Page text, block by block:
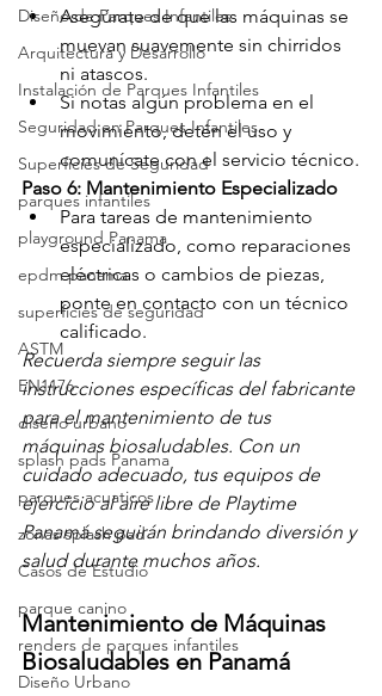
Diseño de Parques Infantiles
Arquitectura y Desarrollo
Instalación de Parques Infantiles
Seguridad en Parques Infantiles
Superficies de Seguridad
parques infantiles
playground Panama
epdm panama
superficies de seguridad
ASTM
EN1176
diseño urbano
splash pads Panama
parques acuaticos
zonas splash pad
Casos de Estudio
parque canino
renders de parques infantiles
Diseño Urbano
Asegúrate de que las máquinas se
muevan suavemente sin chirridos
ni atascos.
Si notas algún problema en el
movimiento, detén el uso y
comunícate con el servicio técnico.
Paso 6: Mantenimiento Especializado
Para tareas de mantenimiento
especializado, como reparaciones
eléctricas o cambios de piezas,
ponte en contacto con un técnico
calificado.
Recuerda siempre seguir las
instrucciones específicas del fabricante
para el mantenimiento de tus
máquinas biosaludables. Con un
cuidado adecuado, tus equipos de
ejercicio al aire libre de Playtime
Panamá seguirán brindando diversión y
salud durante muchos años.
Mantenimiento de Máquinas
Biosaludables en Panamá